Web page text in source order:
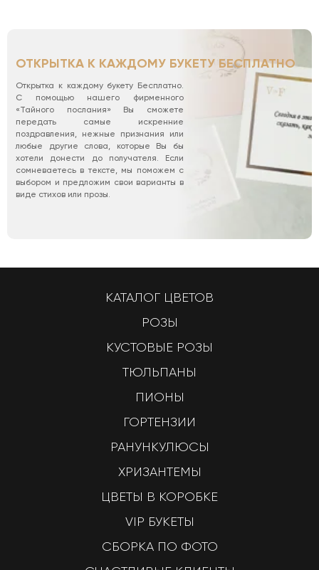
ОТКРЫТКА К КАЖДОМУ БУКЕТУ БЕСПЛАТНО
Открытка к каждому букету Бесплатно.
С помощью нашего фирменного
«Тайного послания» Вы сможете
передать самые искренние
поздравления, нежные признания или
любые другие слова, которые Вы бы
хотели донести до получателя. Если
сомневаетесь в тексте, мы поможем с
выбором и предложим свои варианты в
виде стихов или прозы.
КАТАЛОГ ЦВЕТОВ
РОЗЫ
КУСТОВЫЕ РОЗЫ
ТЮЛЬПАНЫ
ПИОНЫ
ГОРТЕНЗИИ
РАНУНКУЛЮСЫ
ХРИЗАНТЕМЫ
ЦВЕТЫ В КОРОБКЕ
VIP БУКЕТЫ
СБОРКА ПО ФОТО